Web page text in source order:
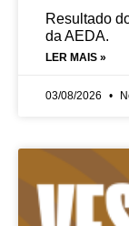
Resultado
da AEDA.
LER MAIS »
03/08/2026